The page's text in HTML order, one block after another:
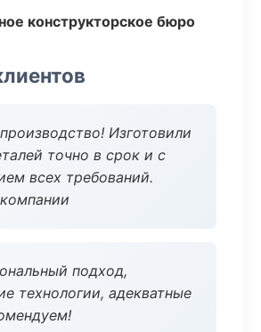
конструкторское бюро
Изготовили
точно в срок и с
всех требований.
подход,
технологии, адекватные